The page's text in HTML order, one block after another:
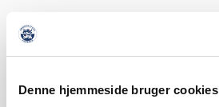
Denne hjemmeside bruger cookies